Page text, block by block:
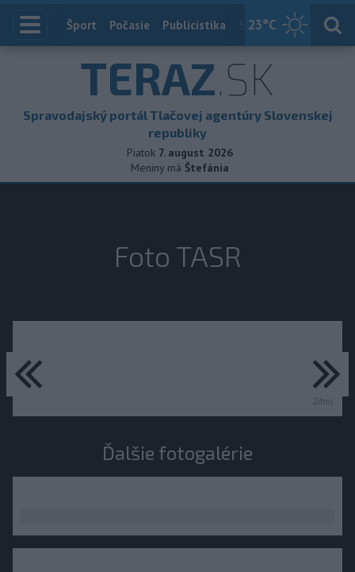
23°C
Index
Šport Počasie Publicistika Slovensko
TERAZ.SK
Spravodajský portál Tlačovej agentúry Slovenskej
republiky
Piatok 7. august 2026
Meniny má Štefánia
Foto TASR
Zdroj:
predchádzajúce
Ďalšie fotogalérie